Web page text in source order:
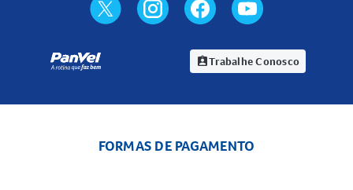
assignment_indTrabalhe Conosco
FORMAS DE PAGAMENTO